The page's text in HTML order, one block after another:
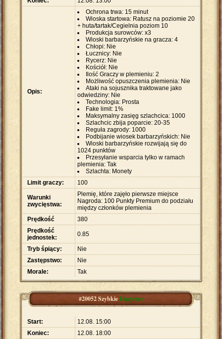
Opis:
Ochrona trwa: 15 minut
Wioska startowa: Ratusz na poziomie 20
+ huta/tartak/Cegielnia poziom 10
Produkcja surowców: x3
Wioski barbarzyńskie na gracza: 4
Chłopi: Nie
Łucznicy: Nie
Rycerz: Nie
Kościół: Nie
Ilość Graczy w plemieniu: 2
Możliwość opuszczenia plemienia: Nie
Ataki na sojusznika traktowane jako
odwiedziny: Nie
Technologia: Prosta
Fake limit: 1%
Maksymalny zasięg szlachcica: 1000
Szlachcic zbija poparcie: 20-35
Reguła zagrody: 1000
Podbijanie wiosek barbarzyńskich: Nie
Wioski barbarzyńskie rozwijają się do
1024 punktów
Przesyłanie wsparcia tylko w ramach
plemienia: Tak
Szlachta: Monety
Limit graczy:
100
Warunki
zwycięstwa:
Plemię, które zajęło pierwsze miejsce
Nagroda: 100 Punkty Premium do podziału
między członków plemienia
Prędkość
380
Prędkość
jednostek:
0.85
Tryb śpiący:
Nie
Zastępstwo:
Nie
Morale:
Tak
#20052 Szybkieklasyczne
Start:
12.08. 15:00
Koniec:
12.08. 18:00